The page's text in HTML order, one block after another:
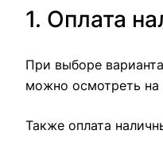
1. Оплата
При выборе
можно осмотреть на
Также оплата